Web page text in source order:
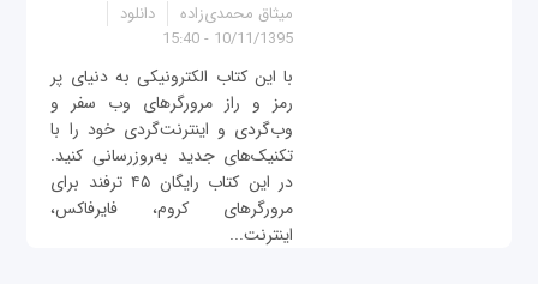
میثاق محمدی‌زاده
دانلود
10/11/1395 - 15:40
با این کتاب الکترونیکی به دنیای پر
رمز و راز مرورگرهای وب سفر و
وب‌گردی و اینترنت‌گردی خود را با
تکنیک‌های جدید به‌روزرسانی کنید.
در این کتاب رایگان ۴۵ ترفند برای
مرورگرهای کروم، فایرفاکس،
اینترنت...